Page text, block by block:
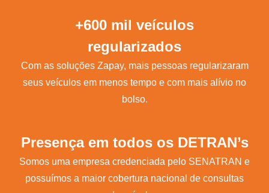
+600 mil veículos
regularizados
Com as soluções Zapay, mais pessoas regularizaram
seus veículos em menos tempo e com mais alívio no
bolso.
Presença em todos os DETRAN’s
Somos uma empresa credenciada pelo SENATRAN e
possuímos a maior cobertura nacional de consultas